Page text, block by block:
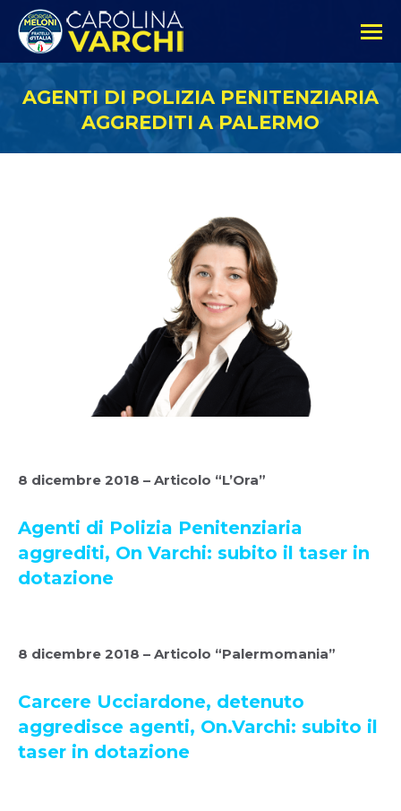
AGENTI DI POLIZIA PENITENZIARIA
AGGREDITI A PALERMO
8 dicembre 2018 – Articolo “L’Ora”
Agenti di Polizia Penitenziaria
aggrediti, On Varchi: subito il taser in
dotazione
8 dicembre 2018 – Articolo “Palermomania”
Carcere Ucciardone, detenuto
aggredisce agenti, On.Varchi: subito il
taser in dotazione